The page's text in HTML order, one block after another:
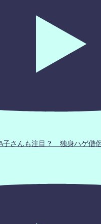
子さんも注目？ 独身ハゲ僧